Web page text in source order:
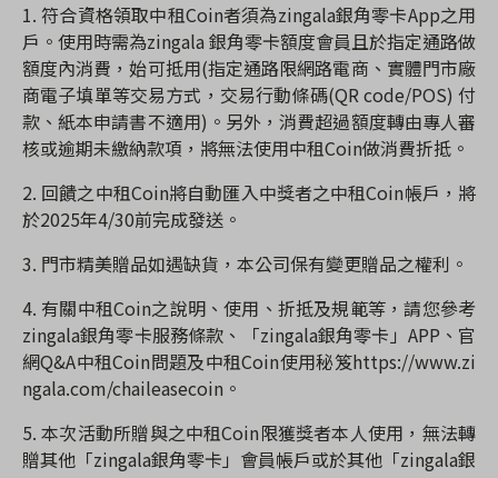
1. 符合資格領取中租Coin者須為zingala銀角零卡App之用
戶。使用時需為zingala 銀角零卡額度會員且於指定通路做
額度內消費，始可抵用(指定通路限網路電商、實體門市廠
商電子填單等交易方式，交易行動條碼(QR code/POS) 付
款、紙本申請書不適用) 。另外，消費超過額度轉由專人審
核或逾期未繳納款項，將無法使用中租Coin做消費折抵。
2. 回饋之中租Coin將自動匯入中獎者之中租Coin帳戶，將
於2025年4/30前完成發送。
3. 門市精美贈品如遇缺貨，本公司保有變更贈品之權利。
4. 有關中租Coin之說明、使用、折抵及規範等，請您參考
zingala銀角零卡服務條款、「zingala銀角零卡」 APP 、官
網Q&A中租Coin問題及中租Coin使用秘笈https://www.zi
ngala.com/chaileasecoin 。
5.本次活動所贈與之中租Coin限獲獎者本人使用，無法轉
贈其他「zingala銀角零卡」會員帳戶或於其他「zingala銀